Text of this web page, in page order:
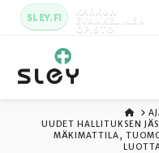
SLEY.FI KARKUN
EVANKELINEN
OPISTO
UUDET HALLITUKSEN
MÄKIMATTILA,